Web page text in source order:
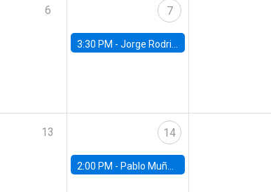
6 7
3:30 PM -Jorge Rodriguez, Universidad de Los Andes
13 14
2:00 PM - Pablo Muñoz, Universidad de Chile